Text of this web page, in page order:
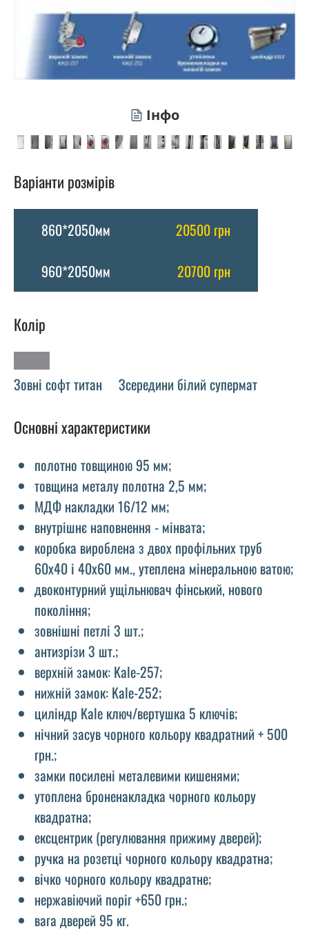
Інфо
Варіанти розмірів
860*2050мм
20500 грн
960*2050мм
20700 грн
Колір
Зовні софт титан Зсередини білий супермат
Основні характеристики
полотно товщиною 95 мм;
товщина металу полотна 2,5 мм;
МДФ накладки 16/12 мм;
внутрішнє наповнення - мінвата;
коробка вироблена з двох профільних труб
60х40 і 40х60 мм., утеплена мінеральною ватою;
двоконтурний ущільнювач фінський, нового
покоління;
зовнішні петлі 3 шт.;
антизрізи 3 шт.;
верхній замок: Kale-257;
нижній замок: Kale-252;
циліндр Kale ключ/вертушка 5 ключів;
нічний засув чорного кольору квадратний + 500
грн.;
замки посилені металевими кишенями;
утоплена броненакладка чорного кольору
квадратна;
ексцентрик (регулювання прижиму дверей);
ручка на розетці чорного кольору квадратна;
вічко чорного кольору квадратне;
нержавіючий поріг +650 грн.;
вага дверей 95 кг.